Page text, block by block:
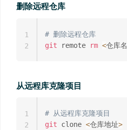
删除远程仓库
# 删除远程仓库
git remote rm <仓库名
1
2
从远程库克隆项目
# 从远程库克隆项目
git clone <仓库地址>
1
2